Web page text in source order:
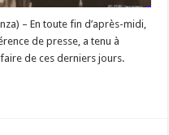
– En toute fin d’après-midi,
de presse, a tenu à
de ces derniers jours.